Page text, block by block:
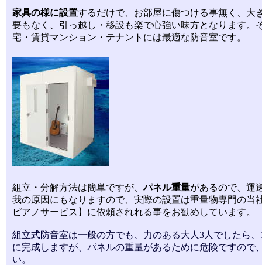
家具の様に設置するだけで、お部屋に傷つける事無く、大
要もなく、引っ越し・移設も楽で心強い味方となります。
宅・賃貸マンション・テナントには最適な防音室です。
組立・分解方法は簡単ですが、パネル重量があるので、運
我の原因にもなりますので、実際の設置は重量物専門の当
ピアノサービス】に依頼されれる事をお勧めしています。
組立式防音室は一般の方でも、力のある大人3人でしたら
に完成しますが、パネルの重量があるために危険ですので
い。